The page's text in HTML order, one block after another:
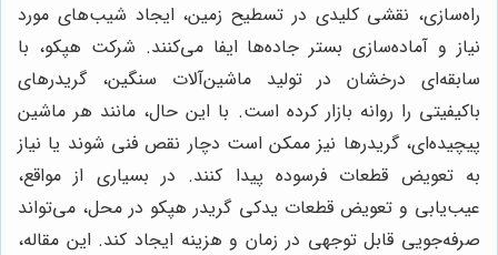
راه‌سازی، نقشی کلیدی در تسطیح زمین، ایجاد شیب‌های مورد
نیاز و آماده‌سازی بستر جاده‌ها ایفا می‌کنند. شرکت هپکو، با
سابقه‌ای درخشان در تولید ماشین‌آلات سنگین، گریدرهای
باکیفیتی را روانه بازار کرده است. با این حال، مانند هر ماشین
پیچیده‌ای، گریدرها نیز ممکن است دچار نقص فنی شوند یا نیاز
به تعویض قطعات فرسوده پیدا کنند. در بسیاری از مواقع،
عیب‌یابی و تعویض قطعات یدکی گریدر هپکو در محل، می‌تواند
صرفه‌جویی قابل توجهی در زمان و هزینه ایجاد کند. این مقاله،